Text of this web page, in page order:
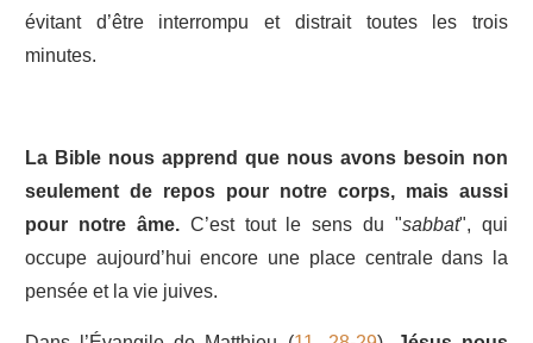
évitant d’être interrompu et distrait toutes les trois
minutes.
La Bible nous apprend que nous avons besoin non
seulement de repos pour notre corps, mais aussi
pour notre âme. C’est tout le sens du "sabbat", qui
occupe aujourd’hui encore une place centrale dans la
pensée et la vie juives.